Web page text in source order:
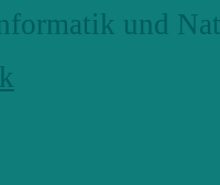
und